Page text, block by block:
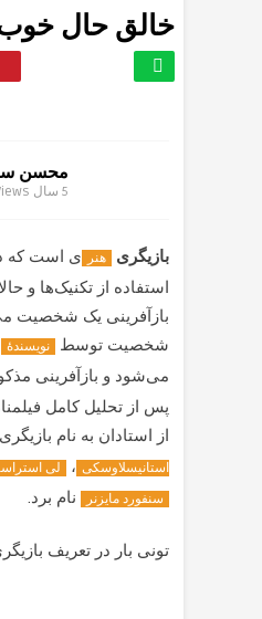
خالق حال
محسن
5 سال ago / 3908
بازیگری هنر ی است که
استفاده از تکنیک‌ها و
بازآفرینی یک شخصیت
شخصیت توسط
نویسندهٔ
می‌شود و بازآفرینی
پس از تحلیل کامل
از استادان به نام
استانیسلاوسکی ، لی
سنفورد مایزنر نام برد.
تونی بار در تعریف